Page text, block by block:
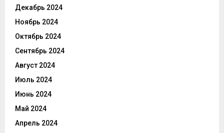
Декабрь 2024
Ноябрь 2024
Октябрь 2024
Сентябрь 2024
Август 2024
Июль 2024
Июнь 2024
Май 2024
Апрель 2024